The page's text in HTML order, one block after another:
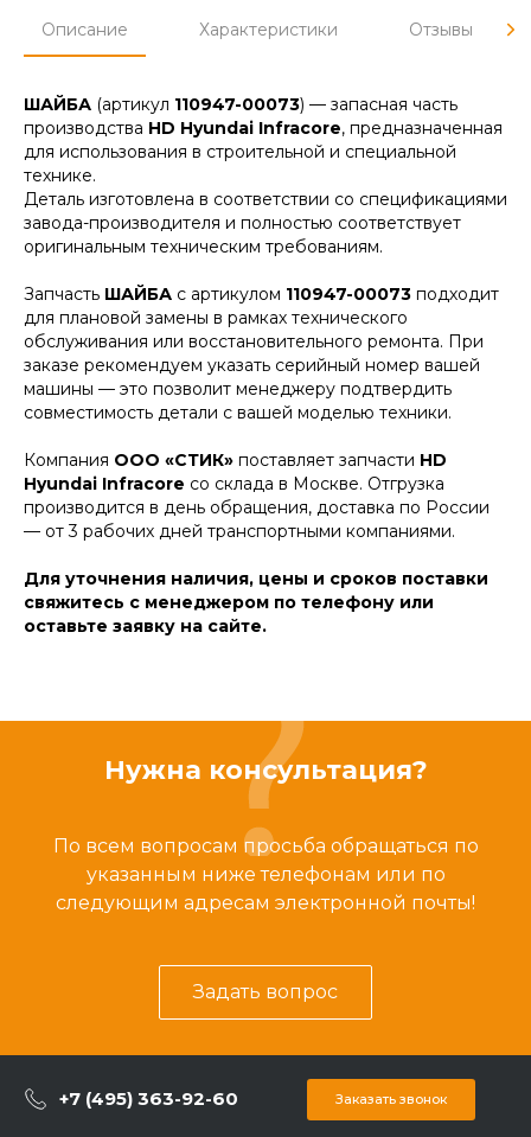
Описание Характеристики Отзывы
ШАЙБА (артикул 110947-00073) — запасная часть
производства HD Hyundai Infracore, предназначенная
для использования в строительной и специальной
технике.
Деталь изготовлена в соответствии со спецификациями
завода-производителя и полностью соответствует
оригинальным техническим требованиям.
Запчасть ШАЙБА с артикулом 110947-00073 подходит
для плановой замены в рамках технического
обслуживания или восстановительного ремонта. При
заказе рекомендуем указать серийный номер вашей
машины — это позволит менеджеру подтвердить
совместимость детали с вашей моделью техники.
Компания ООО «СТИК» поставляет запчасти HD
Hyundai Infracore со склада в Москве. Отгрузка
производится в день обращения, доставка по России
— от 3 рабочих дней транспортными компаниями.
Для уточнения наличия, цены и сроков поставки
свяжитесь с менеджером по телефону или
оставьте заявку на сайте.
Нужна консультация?
По всем вопросам просьба обращаться по
указанным ниже телефонам или по
следующим адресам электронной почты!
Задать вопрос
+7 (495) 363-92-60 Заказать звонок